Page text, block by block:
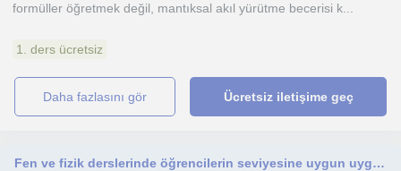
formüller öğretmek değil, mantıksal akıl yürütme becerisi k...
1. ders ücretsiz
daha fazlasını gör Ücretsiz iletişime geç
Fen ve fizik derslerinde öğrencilerin seviyesine uygun uygulama